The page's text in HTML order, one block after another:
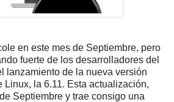
en este mes de Septiembre, pero
fuerte de los desarrolladores del
lanzamiento de la nueva versión
Linux, la 6.11. Esta actualización,
Septiembre y trae consigo una